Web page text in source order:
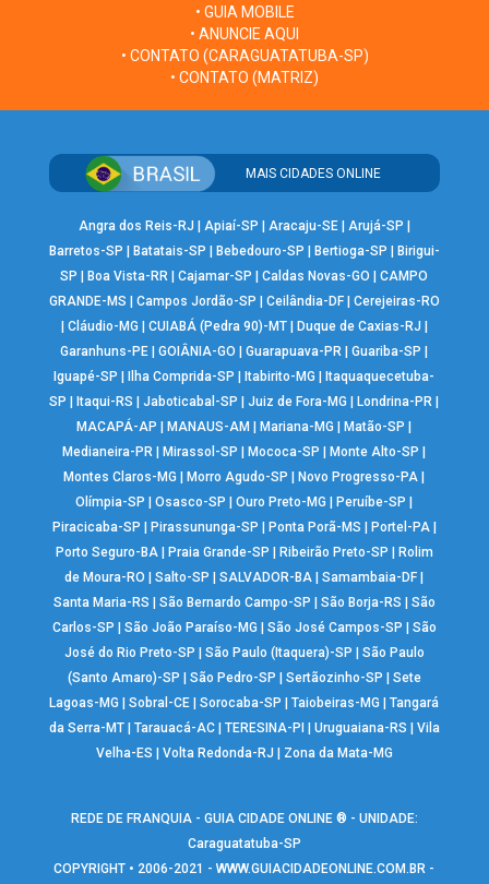
• GUIA MOBILE
• ANUNCIE AQUI
• CONTATO (CARAGUATATUBA-SP)
• CONTATO (MATRIZ)
MAIS CIDADES ONLINE
Angra dos Reis-RJ | Apiaí-SP | Aracaju-SE| Arujá-SP |
Barretos-SP | Batatais-SP | Bebedouro-SP | Bertioga-SP | Birigui-
SP |Boa Vista-RR |Cajamar-SP |Caldas Novas-GO |CAMPO
GRANDE-MS | Campos Jordão-SP | Ceilândia-DF| Cerejeiras-RO
| Cláudio-MG | CUIABÁ (Pedra 90)-MT| Duque de Caxias-RJ |
Garanhuns-PE |GOIÂNIA-GO |Guarapuava-PR |Guariba-SP |
Iguapé-SP |Ilha Comprida-SP |Itabirito-MG |Itaquaquecetuba-
SP |Itaqui-RS |Jaboticabal-SP |Juiz de Fora-MG |Londrina-PR |
MACAPÁ-AP |MANAUS-AM |Mariana-MG |Matão-SP |
Medianeira-PR |Mirassol-SP |Mococa-SP |Monte Alto-SP |
Montes Claros-MG |Morro Agudo-SP |Novo Progresso-PA |
Olímpia-SP |Osasco-SP |Ouro Preto-MG |Peruíbe-SP |
Piracicaba-SP | Pirassununga-SP | Ponta Porã-MS | Portel-PA|
Porto Seguro-BA| Praia Grande-SP | Ribeirão Preto-SP | Rolim
de Moura-RO |Salto-SP |SALVADOR-BA |Samambaia-DF |
Santa Maria-RS | São Bernardo Campo-SP | São Borja-RS | São
Carlos-SP | São João Paraíso-MG | São José Campos-SP | São
José do Rio Preto-SP | São Paulo (Itaquera)-SP | São Paulo
(Santo Amaro)-SP | São Pedro-SP | Sertãozinho-SP | Sete
Lagoas-MG |Sobral-CE |Sorocaba-SP |Taiobeiras-MG |Tangará
da Serra-MT| Tarauacá-AC| TERESINA-PI | Uruguaiana-RS | Vila
Velha-ES | Volta Redonda-RJ | Zona da Mata-MG
REDE DE FRANQUIA - GUIA CIDADE ONLINE ® - UNIDADE:
Caraguatatuba-SP
COPYRIGHT • 2006-2021 -WWW.GUIACIDADEONLINE.COM.BR -